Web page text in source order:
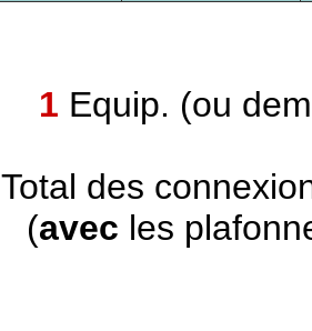
1 Equip. (ou
Total des
(avec les